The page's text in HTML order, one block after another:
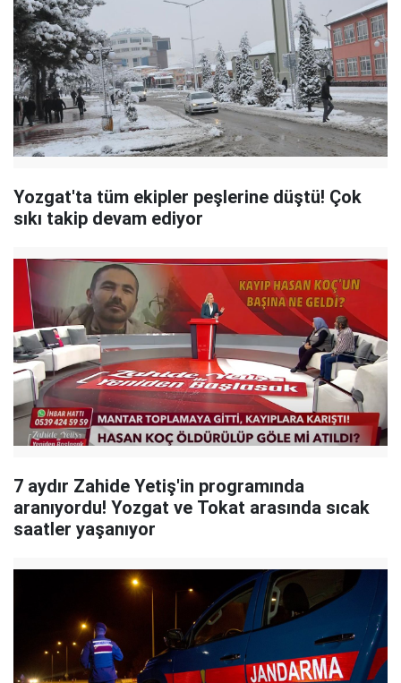
Yozgat'ta tüm ekipler peşlerine düştü! Çok
sıkı takip devam ediyor
7 aydır Zahide Yetiş'in programında
aranıyordu! Yozgat ve Tokat arasında sıcak
saatler yaşanıyor